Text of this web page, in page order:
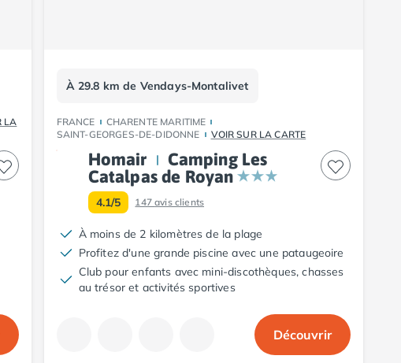
LA
À 29.8 km de Vendays-Montalivet
FRANCE
CHARENTE MARITIME
SAINT-GEORGES-DE-DIDONNE
VOIR SUR LA CARTE
Homair
Camping Les
Catalpas de Royan
4.1/5 147avis clients
À moins de 2 kilomètres de la plage
Profitez d'une grande piscine avec une pataugeoire
Club pour enfants avec mini-discothèques, chasses
au trésor et activités sportives
Découvrir